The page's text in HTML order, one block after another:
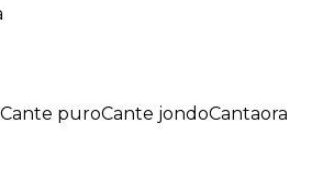
Cante puroCante jondoCantaora